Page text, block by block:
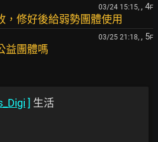
03/24 15:15, , 4F
，修好後給弱勢團體使用
03/25 21:18, , 5F
益團體嗎
] 生活